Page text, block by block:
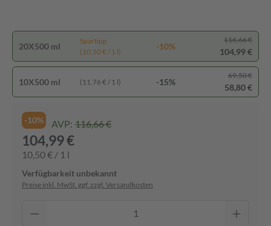
20X500 ml
Spartipp
(10,50 € / 1 l)
-10%
116,66 €
104,99 €
10X500 ml (11,76 € / 1 l) -15%
69,50 €
58,80 €
-10% AVP: 116,66 €
104,99 €
10,50 € / 1 l
Verfügbarkeit unbekannt
Preise inkl. MwSt. ggf. zzgl. Versandkosten